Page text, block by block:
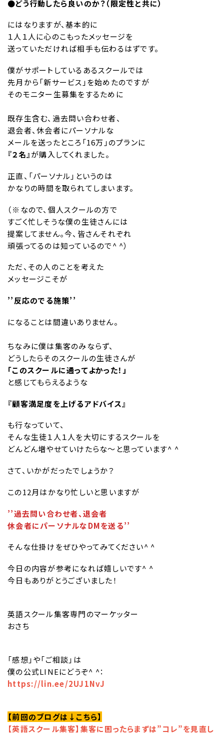
●どう行動したら良いのか？（限定性と共に）
にはなりますが、基本的に
１人１人に心のこもったメッセージを
送っていただければ相手も伝わるはずです。
僕がサポートしているあるスクールでは
先月から「新サービス」を始めたのですが
そのモニター生募集をするために
既存生含む、過去問い合わせ者、
退会者、休会者にパーソナルな
メールを送ったところ「16万」のプランに
『２名』が購入してくれました。
正直、「パーソナル」というのは
かなりの時間を取られてしまいます。
（※なので、個人スクールの方で
すごく忙しそうな僕の生徒さんには
提案してません。今、皆さんそれぞれ
頑張ってるのは知っているので^ ^）
ただ、その人のことを考えた
メッセージこそが
’’反応のでる施策’’
になることは間違いありません。
ちなみに僕は集客のみならず、
どうしたらそのスクールの生徒さんが
「このスクールに通ってよかった！」
と感じてもらえるような
『顧客満足度を上げるアドバイス』
も行なっていて、
そんな生徒１人１人を大切にするスクールを
どんどん増やせていけたらな〜と思っています^ ^
さて、いかがだったでしょうか？
この12月はかなり忙しいと思いますが
’’過去問い合わせ者、退会者
休会者にパーソナルなDMを送る’’
そんな仕掛けをぜひやってみてください^ ^
今日の内容が参考になれば嬉しいです^ ^
今日もありがとうございました！
英語スクール集客専門のマーケッター
おさち
「感想」や「ご相談」は
僕の公式LINEにどうぞ^ ^：
https://lin.ee/2UJ1NvJ
【前回のブログは↓こちら】
【英語スクール集客】集客に困ったらまずは”コレ”を見直し